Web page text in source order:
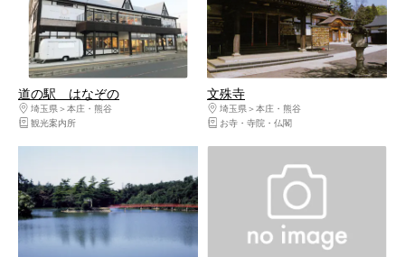
道の駅 はなぞの
埼玉県
本庄・熊谷
観光案内所
文殊寺
埼玉県
本庄・熊谷
お寺・寺院・仏閣